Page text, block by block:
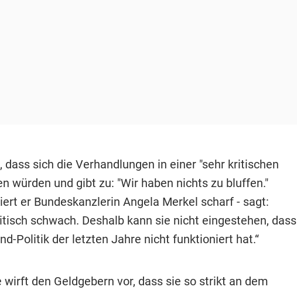
dass sich die Verhandlungen in einer "sehr kritischen
würden und gibt zu: "Wir haben nichts zu bluffen."
er Bundeskanzlerin Angela Merkel scharf - sagt:
schwach. Deshalb kann sie nicht eingestehen, dass
Politik der letzten Jahre nicht funktioniert hat.“
wirft den Geldgebern vor, dass sie so strikt an dem